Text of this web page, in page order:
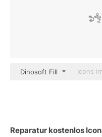
Dinosoft Fill
Reparatur kostenlos Icon